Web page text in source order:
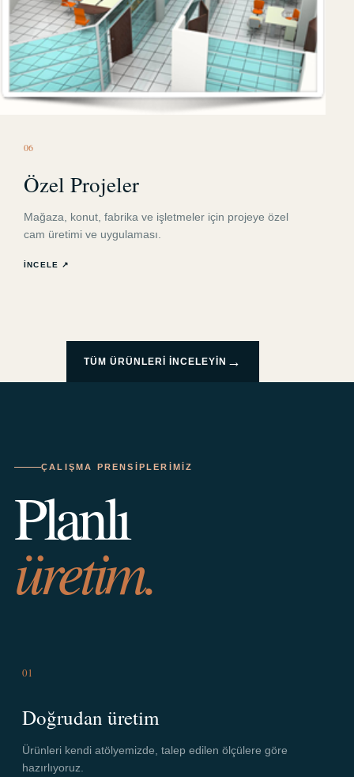
06
Özel Projeler
Mağaza, konut, fabrika ve işletmeler için projeye özel
cam üretimi ve uygulaması.
İNCELE ↗
TÜM ÜRÜNLERI INCELEYIN →
ÇALIŞMA PRENSIPLERIMIZ
Planlı
üretim.
01
Doğrudan üretim
Ürünleri kendi atölyemizde, talep edilen ölçülere göre
hazırlıyoruz.